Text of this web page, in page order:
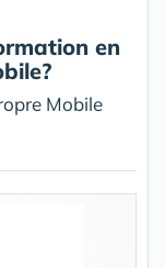
en
Mobile